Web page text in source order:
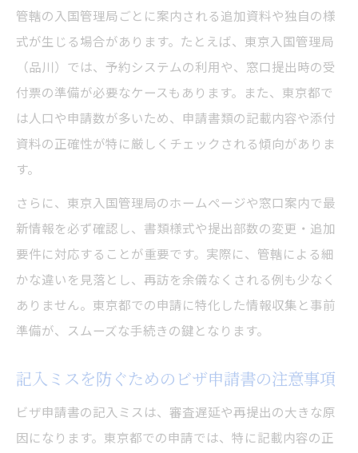
管轄の入国管理局ごとに案内される追加資料や独自の様
式が生じる場合があります。たとえば、東京入国管理局
（品川）では、予約システムの利用や、窓口提出時の受
付票の準備が必要なケースもあります。また、東京都で
は人口や申請数が多いため、申請書類の記載内容や添付
資料の正確性が特に厳しくチェックされる傾向がありま
す。
さらに、東京入国管理局のホームページや窓口案内で最
新情報を必ず確認し、書類様式や提出部数の変更・追加
要件に対応することが重要です。実際に、管轄による細
かな違いを見落とし、再訪を余儀なくされる例も少なく
ありません。東京都での申請に特化した情報収集と事前
準備が、スムーズな手続きの鍵となります。
記入ミスを防ぐためのビザ申請書の注意事項
ビザ申請書の記入ミスは、審査遅延や再提出の大きな原
因になります。東京都での申請では、特に記載内容の正